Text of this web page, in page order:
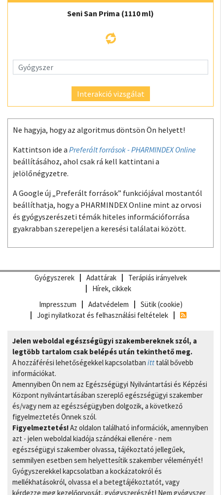
Seni San Prima (1110 ml)
Interakció vizsgálat
Ne hagyja, hogy az algoritmus döntsön Ön helyett!
Kattintson ide a Preferált források - PHARMINDEX Online
beállításához, ahol csak rá kell kattintani a
jelölőnégyzetre.
A Google új „Preferált források” funkciójával mostantól
beállíthatja, hogy a PHARMINDEX Online mint az orvosi
és gyógyszerészeti témák hiteles információforrása
gyakrabban szerepeljen a keresési találatai között.
Gyógyszerek Adattárak
Terápiás irányelvek
Hírek, cikkek
Impresszum
Adatvédelem
Sütik (cookie)
Jogi nyilatkozat és felhasználási feltételek
Jelen weboldal egészségügyi szakembereknek szól, a
legtöbb tartalom csak belépés után tekinthető meg.
A hozzáférési lehetőségekkel kapcsolatban itt talál bővebb
információkat.
Amennyiben Ön nem az Egészségügyi Nyilvántartási és Képzési
Központ nyilvántartásában szereplő egészségügyi szakember
és/vagy nem az egészségügyben dolgozik, a következő
figyelmeztetés Önnek szól.
Figyelmeztetés!Az oldalon található információk, amennyiben
azt - jelen weboldal kiadója szándékai ellenére - nem
egészségügyi szakember olvassa, tájékoztató jellegűek,
semmilyen esetben sem helyettesítik szakember véleményét!
Gyógyszerekkel kapcsolatban a kockázatokról és
mellékhatásokról, olvassa el a betegtájékoztatót, vagy
kérdezze meg kezelőorvosát, gyógyszerészét! Nem gyógyszer